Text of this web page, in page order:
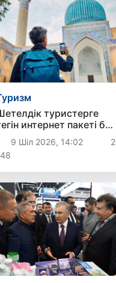
туристерге
интернет пакеті бар
eSIM қызметі іске
қосылады
9 Шіл 2026, 14:02
2